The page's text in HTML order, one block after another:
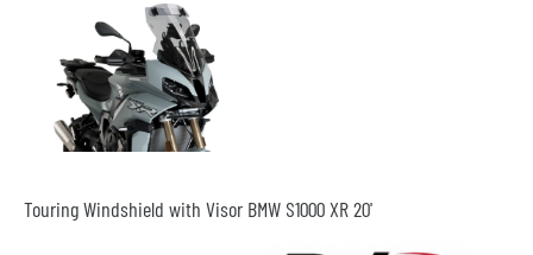
Touring Windshield with Visor BMW S1000 XR 20'